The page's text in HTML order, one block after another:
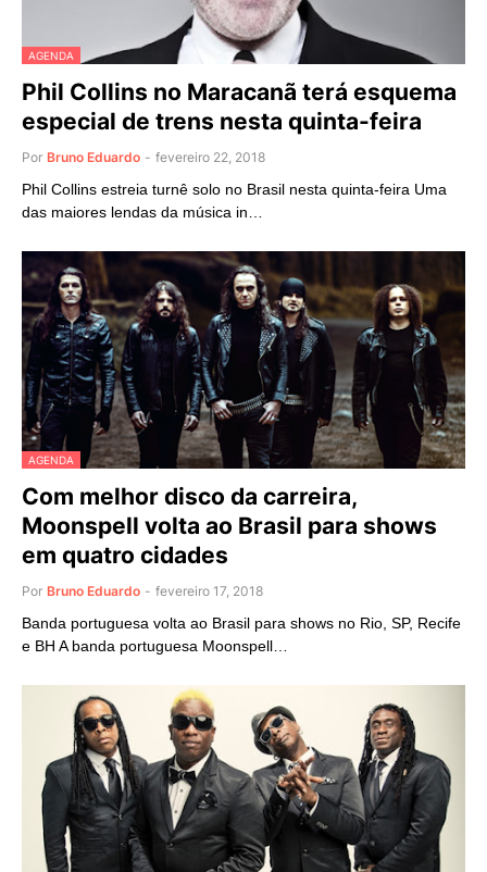
AGENDA
Phil Collins no Maracanã terá esquema
especial de trens nesta quinta-feira
Por Bruno Eduardo - fevereiro 22, 2018
Phil Collins estreia turnê solo no Brasil nesta quinta-feira Uma
das maiores lendas da música in…
AGENDA
Com melhor disco da carreira,
Moonspell volta ao Brasil para shows
em quatro cidades
Por Bruno Eduardo - fevereiro 17, 2018
Banda portuguesa volta ao Brasil para shows no Rio, SP, Recife
e BH A banda portuguesa Moonspell…